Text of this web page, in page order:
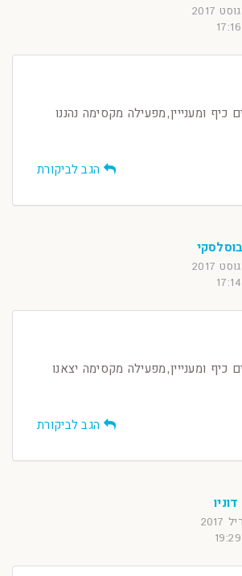
כיף ומענייין,מפעילה מקסימה נהננו
הגב לביקורת
כיף ומענייין,מפעילה מקסימה יצאנו
הגב לביקורת